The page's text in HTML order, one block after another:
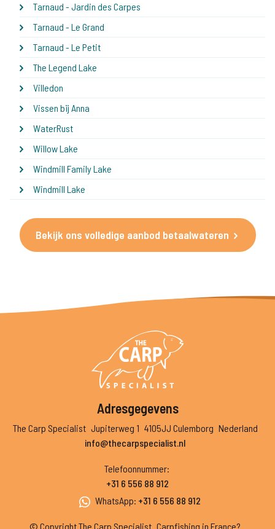
Tarnaud - Jardin des Carpes
Tarnaud - Le Grand
Tarnaud - Le Petit
The Legend Lake
Villedon
Vissen bij Anna
WaterRust
Willow Lake
Windmill Family Lake
Windmill Lake
Bekijk ons volledige aanbod betaalwateren
Adresgegevens
The Carp Specialist Jupiterweg 1 4105JJ Culemborg Nederland
info@thecarpspecialist.nl
Telefoonnummer:
+31 6 556 88 912
WhatsApp: +31 6 556 88 912
© Copyright The Carp Specialist Carpfishing in France?